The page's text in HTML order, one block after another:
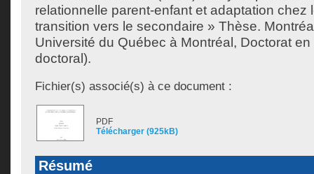
relationnelle parent-enfant et adaptation chez
transition vers le secondaire » Thèse.
Université du Québec à Montréal, Doctorat
doctoral).
Fichier(s) associé(s) à ce document :
PDF
Télécharger (925kB)
Résumé